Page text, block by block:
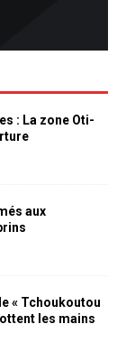
: La zone Oti-
aux
« Tchoukoutou
les mains